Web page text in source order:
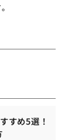
すめ5選！